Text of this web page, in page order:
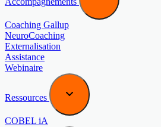
Coaching Gallup
NeuroCoaching
Externalisation
Assistance
Webinaire
Ressources
COBEL iA